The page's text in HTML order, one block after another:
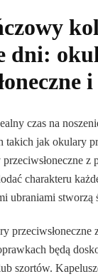
dni:
czas na
takich jak okulary
z
charakteru
ubraniami
będą
szortów.